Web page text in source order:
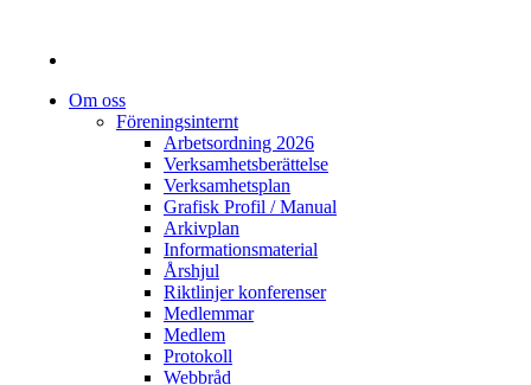
Om oss
Föreningsinternt
Arbetsordning 2026
Verksamhetsberättelse
Verksamhetsplan
Grafisk Profil / Manual
Arkivplan
Informationsmaterial
Årshjul
Riktlinjer konferenser
Medlemmar
Medlem
Protokoll
Webbråd